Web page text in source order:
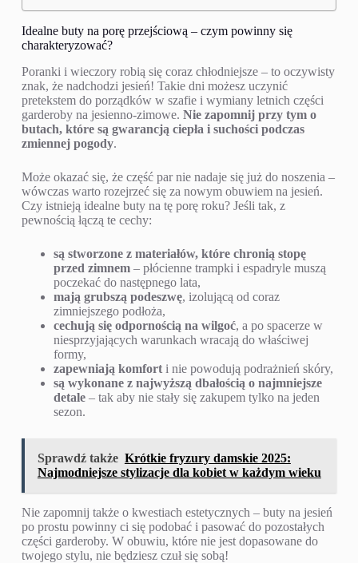
Idealne buty na porę przejściową – czym powinny się
charakteryzować?
Poranki i wieczory robią się coraz chłodniejsze – to oczywisty
znak, że nadchodzi jesień! Takie dni możesz uczynić
pretekstem do porządków w szafie i wymiany letnich części
garderoby na jesienno-zimowe. Nie zapomnij przy tym o
butach, które są gwarancją ciepła i suchości podczas
zmiennej pogody.
Może okazać się, że część par nie nadaje się już do noszenia –
wówczas warto rozejrzeć się za nowym obuwiem na jesień.
Czy istnieją idealne buty na tę porę roku? Jeśli tak, z
pewnością łączą te cechy:
są stworzone z materiałów, które chronią stopę
przed zimnem– płócienne trampki i espadryle muszą
poczekać do następnego lata,
mają grubszą podeszwę, izolującą od coraz
zimniejszego podłoża,
cechują się odpornością na wilgoć, a po spacerze w
niesprzyjających warunkach wracają do właściwej
formy,
zapewniają komforti nie powodują podrażnień skóry,
są wykonane z najwyższą dbałością o najmniejsze
detale– tak aby nie stały się zakupem tylko na jeden
sezon.
Sprawdź także Krótkie fryzury damskie 2025:
Najmodniejsze stylizacje dla kobiet w każdym wieku
Nie zapomnij także o kwestiach estetycznych – buty na jesień
po prostu powinny ci się podobać i pasować do pozostałych
części garderoby. W obuwiu, które nie jest dopasowane do
twojego stylu, nie będziesz czuł się sobą!